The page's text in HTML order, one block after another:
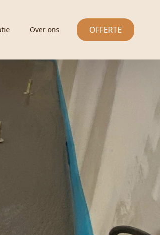
Over ons OFFERTE